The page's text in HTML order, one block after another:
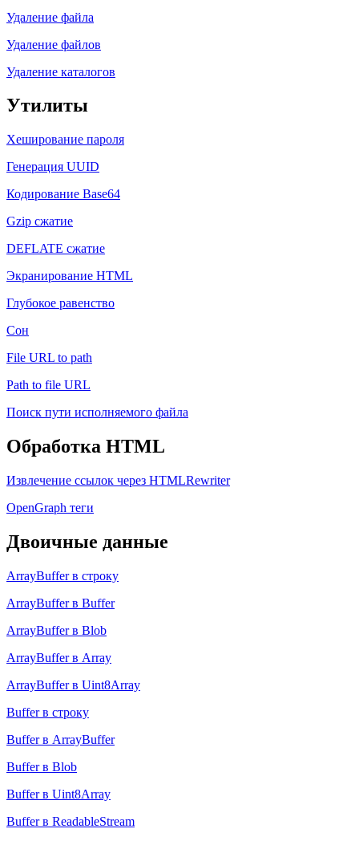
Удаление файла
Удаление файлов
Удаление каталогов
Утилиты
Хеширование пароля
Генерация UUID
Кодирование Base64
Gzip сжатие
DEFLATE сжатие
Экранирование HTML
Глубокое равенство
Сон
File URL to path
Path to file URL
Поиск пути исполняемого файла
Обработка HTML
Извлечение ссылок через HTMLRewriter
OpenGraph теги
Двоичные данные
ArrayBuffer в строку
ArrayBuffer в Buffer
ArrayBuffer в Blob
ArrayBuffer в Array
ArrayBuffer в Uint8Array
Buffer в строку
Buffer в ArrayBuffer
Buffer в Blob
Buffer в Uint8Array
Buffer в ReadableStream